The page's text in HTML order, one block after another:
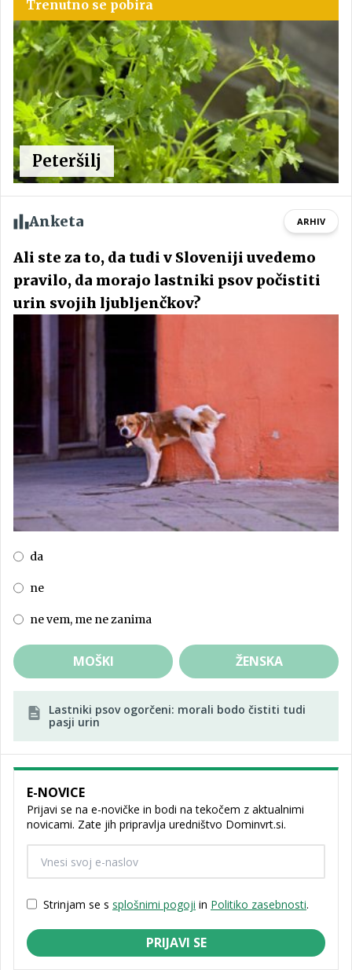
Trenutno se pobira
Peteršilj
Anketa ARHIV
Ali ste za to, da tudi v Sloveniji uvedemo
pravilo, da morajo lastniki psov počistiti
urin svojih ljubljenčkov?
da
ne
ne vem, me ne zanima
MOŠKI ŽENSKA
Lastniki psov ogorčeni: morali bodo čistiti tudi
pasji urin
E-NOVICE
Prijavi se na e-novičke in bodi na tekočem z aktualnimi
novicami. Zate jih pripravlja uredništvo Dominvrt.si.
Strinjam se s splošnimi pogoji in Politiko zasebnosti.
PRIJAVI SE